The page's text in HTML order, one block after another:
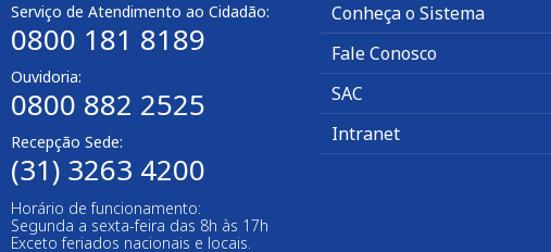
Serviço de Atendimento ao Cidadão:
0800 181 8189
Ouvidoria:
0800 882 2525​
Recepção Sede:
(31) 3263 4200
Horário de funcionamento:
Segunda a sexta-feira das 8h às 17h
Exceto feriados nacionais e locais.
Conheça o Sistema
Fale Conosco
SAC
Intranet